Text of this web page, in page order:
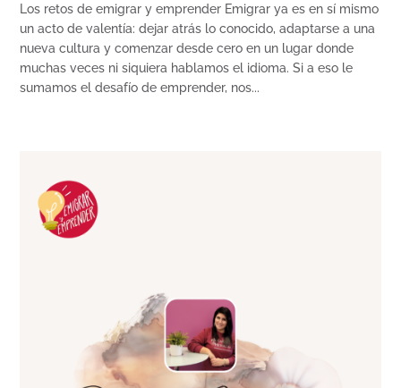
Los retos de emigrar y emprender Emigrar ya es en sí mismo
un acto de valentía: dejar atrás lo conocido, adaptarse a una
nueva cultura y comenzar desde cero en un lugar donde
muchas veces ni siquiera hablamos el idioma. Si a eso le
sumamos el desafío de emprender, nos...